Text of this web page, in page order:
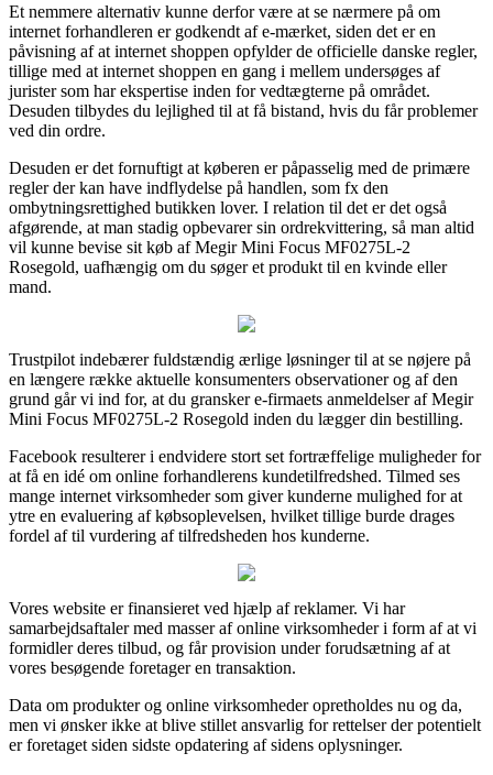
Et nemmere alternativ kunne derfor være at se nærmere på om
internet forhandleren er godkendt af e-mærket, siden det er en
påvisning af at internet shoppen opfylder de officielle danske regler,
tillige med at internet shoppen en gang i mellem undersøges af
jurister som har ekspertise inden for vedtægterne på området.
Desuden tilbydes du lejlighed til at få bistand, hvis du får problemer
ved din ordre.
Desuden er det fornuftigt at køberen er påpasselig med de primære
regler der kan have indflydelse på handlen, som fx den
ombytningsrettighed butikken lover. I relation til det er det også
afgørende, at man stadig opbevarer sin ordrekvittering, så man altid
vil kunne bevise sit køb af Megir Mini Focus MF0275L-2
Rosegold, uafhængig om du søger et produkt til en kvinde eller
mand.
Trustpilot indebærer fuldstændig ærlige løsninger til at se nøjere på
en længere række aktuelle konsumenters observationer og af den
grund går vi ind for, at du gransker e-firmaets anmeldelser af Megir
Mini Focus MF0275L-2 Rosegold inden du lægger din bestilling.
Facebook resulterer i endvidere stort set fortræffelige muligheder for
at få en idé om online forhandlerens kundetilfredshed. Tilmed ses
mange internet virksomheder som giver kunderne mulighed for at
ytre en evaluering af købsoplevelsen, hvilket tillige burde drages
fordel af til vurdering af tilfredsheden hos kunderne.
Vores website er finansieret ved hjælp af reklamer. Vi har
samarbejdsaftaler med masser af online virksomheder i form af at vi
formidler deres tilbud, og får provision under forudsætning af at
vores besøgende foretager en transaktion.
Data om produkter og online virksomheder opretholdes nu og da,
men vi ønsker ikke at blive stillet ansvarlig for rettelser der potentielt
er foretaget siden sidste opdatering af sidens oplysninger.